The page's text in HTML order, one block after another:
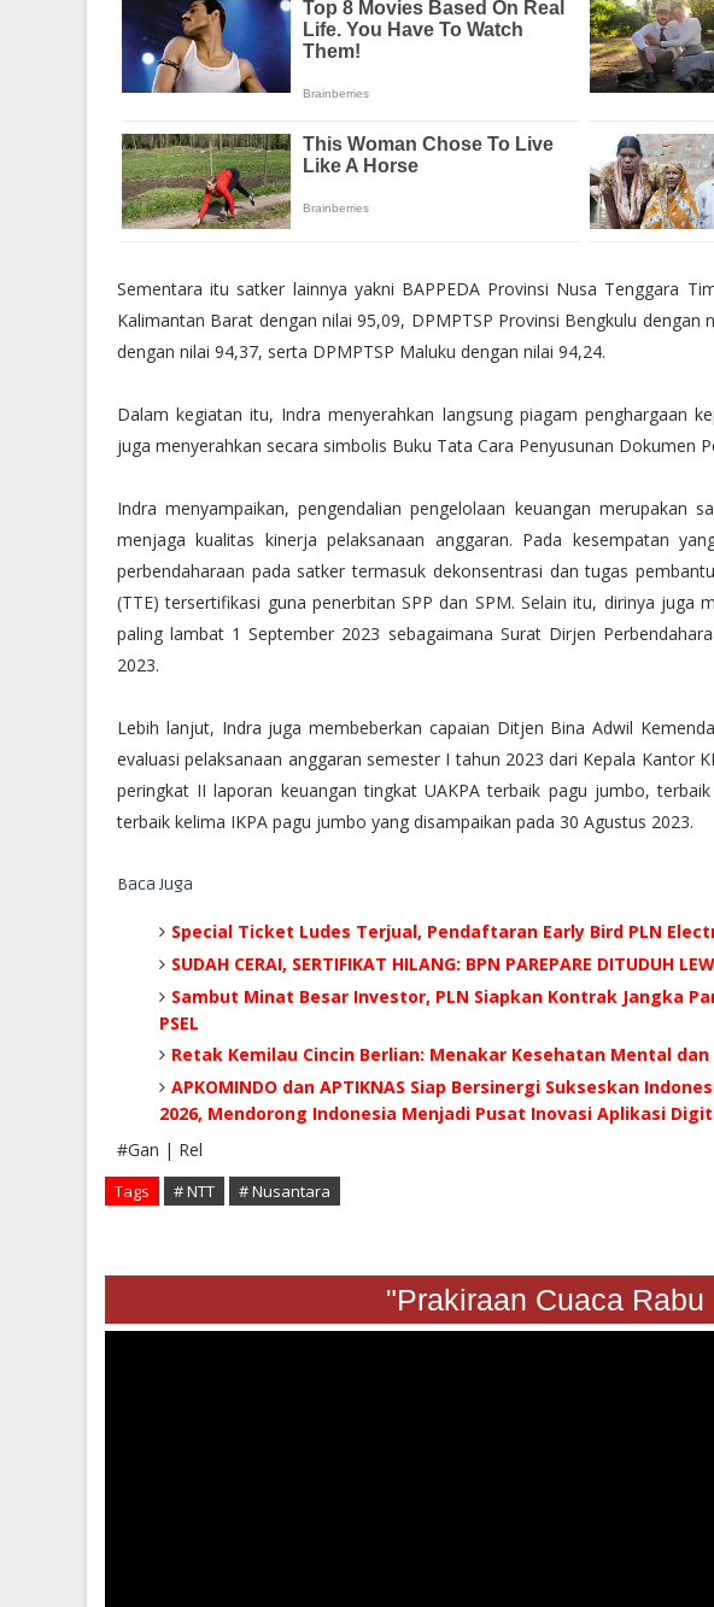
Sementara itu satker lainnya yakni BAPPEDA Provinsi Nusa Tenggara
Kalimantan Barat dengan nilai 95,09, DPMPTSP Provinsi Bengkulu
dengan nilai 94,37, serta DPMPTSP Maluku dengan nilai 94,24.
Dalam kegiatan itu, Indra menyerahkan langsung piagam penghargaan
juga menyerahkan secara simbolis Buku Tata Cara Penyusunan Dokumen
Indra menyampaikan, pengendalian pengelolaan keuangan merupakan
menjaga kualitas kinerja pelaksanaan anggaran. Pada kesempatan
perbendaharaan pada satker termasuk dekonsentrasi dan tugas
(TTE) tersertifikasi guna penerbitan SPP dan SPM. Selain itu, dirinya juga
paling lambat 1 September 2023 sebagaimana Surat Dirjen
2023.
Lebih lanjut, Indra juga membeberkan capaian Ditjen Bina Adwil
evaluasi pelaksanaan anggaran semester I tahun 2023 dari Kepala Kantor
peringkat II laporan keuangan tingkat UAKPA terbaik pagu jumbo,
terbaik kelima IKPA pagu jumbo yang disampaikan pada 30 Agustus 2023.
Baca Juga
Special Ticket Ludes Terjual, Pendaftaran Early Bird PLN
SUDAH CERAI, SERTIFIKAT HILANG: BPN PAREPARE DITUDUH
Sambut Minat Besar Investor, PLN Siapkan Kontrak Jangka
PSEL
Retak Kemilau Cincin Berlian: Menakar Kesehatan Mental
APKOMINDO dan APTIKNAS Siap Bersinergi Sukseskan
2026, Mendorong Indonesia Menjadi Pusat Inovasi Aplikasi
#Gan | Rel
Tags # NTT # Nusantara
"Prakiraan Cuaca